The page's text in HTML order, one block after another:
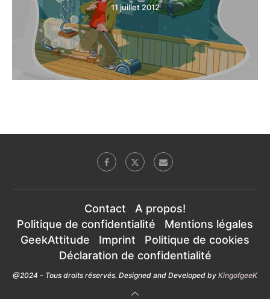
11 juillet 2012
Contact
A propos!
Politique de confidentialité
Mentions légales
GeekAttitude
Imprint
Politique de cookies
Déclaration de confidentialité
@2024 - Tous droits réservés. Designed and Developed by KingofgeeK